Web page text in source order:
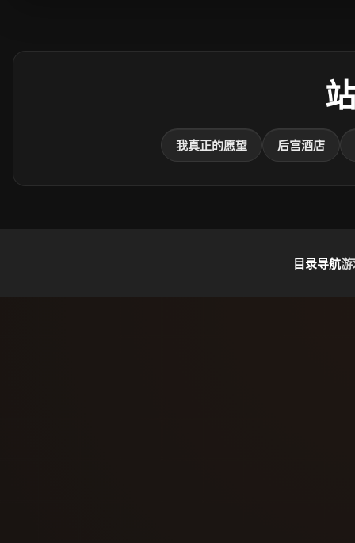
我真正的愿望 后宫酒店
目录导航